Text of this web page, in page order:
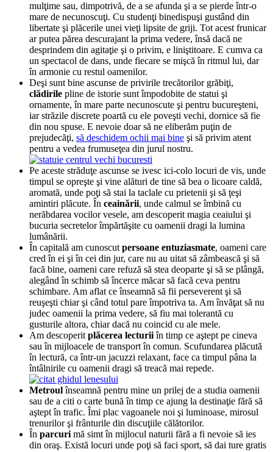
mulţime sau, dimpotrivă, de a se afunda şi a se pierde într-o
mare de necunoscuţi. Cu studenţi binedispuşi gustând din
libertate şi plăcerile unei vieţi lipsite de griji. Tot acest frunicar
ar putea părea descurajant la prima vedere, însă dacă ne
desprindem din agitaţie şi o privim, e liniştitoare. E cumva ca
un spectacol de dans, unde fiecare se mişcă în ritmul lui, dar
în armonie cu restul oamenilor.
Deşi sunt bine ascunse de privirile trecătorilor grăbiţi,
clădirile pline de istorie sunt împodobite de statui şi
ornamente, în mare parte necunoscute şi pentru bucureşteni,
iar străzile discrete poartă cu ele poveşti vechi, dornice să fie
din nou spuse. E nevoie doar să ne eliberăm puţin de
prejudecăţi, să deschidem ochii mai bine şi să privim atent
pentru a vedea frumuseţea din jurul nostru.
Pe aceste străduţe ascunse se ivesc ici-colo locuri de vis, unde
timpul se opreşte şi vine alături de tine să bea o licoare caldă,
aromată, unde poţi să stai la taclale cu prietenii şi să ţeşi
amintiri plăcute. În ceainării, unde calmul se îmbină cu
nerăbdarea vocilor vesele, am descoperit magia ceaiului şi
bucuria secretelor împărtăşite cu oamenii dragi la lumina
lumânării.
În capitală am cunoscut persoane entuziasmate, oameni care
cred în ei şi în cei din jur, care nu au uitat să zâmbească şi să
facă bine, oameni care refuză să stea deoparte şi să se plângă,
alegând în schimb să încerce măcar să facă ceva pentru
schimbare. Am aflat ce înseamnă să fii perseverent şi să
reuşeşti chiar şi când totul pare împotriva ta. Am învăţat să nu
judec oamenii la prima vedere, să fiu mai tolerantă cu
gusturile altora, chiar dacă nu coincid cu ale mele.
Am descoperit plăcerea lecturiiîn timp ce aştept pe cineva
sau în mijloacele de transport în comun. Scufundarea plăcută
în lectură, ca într-un jacuzzi relaxant, face ca timpul pâna la
întâlnirile cu oamenii dragi să treacă mai repede.
Metroulînseamnă pentru mine un prilej de a studia oamenii
sau de a citi o carte bună în timp ce ajung la destinaţie fără să
aştept în trafic. Îmi plac vagoanele noi şi luminoase, mirosul
trenurilor şi frânturile din discuţiile călătorilor.
În parcuri mă simt în mijlocul naturii fără a fi nevoie să ies
din oraş. Există locuri unde poţi să faci sport, să dai ture gratis